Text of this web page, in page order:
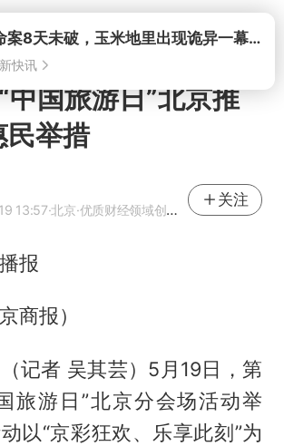
打开西平命案8天未破，玉米地里出现诡异一幕，我突然想起了欧金中
快讯
国旅游日”北京推
民举措
13:57·北京·优质财经领域创作者
关注
报
商报）
记者 吴其芸）5月19日，第
旅游日”北京分会场活动举
以“京彩狂欢、乐享此刻”为